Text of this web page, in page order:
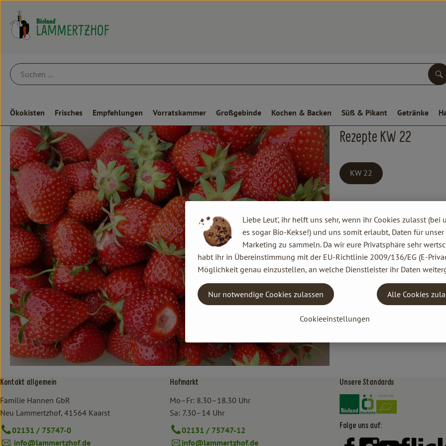
Ökokisten Frisches Empfehlungen Vorratskammer Großgebinde Kochen & Backen Süß & Pikant Getränke
Rezepte KW 22
KW 22
Kontakt allgemein
Familie Hannen GbR
Neu Lammertzhof, 41564 Kaarst
02131 / 75747-0
info@lammertzhof.de
Hofmarkt
Mo–Fr: 8.30–18.30 Uhr
Sa: 7.30–14 Uhr
02131 / 75747-12
info@lammertzhof.de
Unsere Standards
Externer Link zu https://
Externer Link zu
Folge uns auf:
Externer Link zu https://
Externer Link zu
Externer Link
Liebe Leut', ihr helft uns sehr, wenn ihr Cookies zulasst (bei
es sogar Bio-Kekse!) und uns somit erlaubt, Daten für unser
Marketing zu sammeln. Da wir eure Privatsphäre sehr
habt ihr in Übereinstimmung mit der EU-Richtlinie 2009/136/EG (E-
Möglichkeit genau einzustellen, an welche Dienstleister ihr Daten
Cookieeinstellungen
Nur notwendige Cookies zulassen Alle Cookies